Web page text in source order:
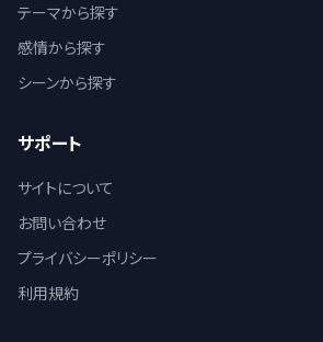
テーマから探す
感情から探す
シーンから探す
サポート
サイトについて
お問い合わせ
プライバシーポリシー
利用規約